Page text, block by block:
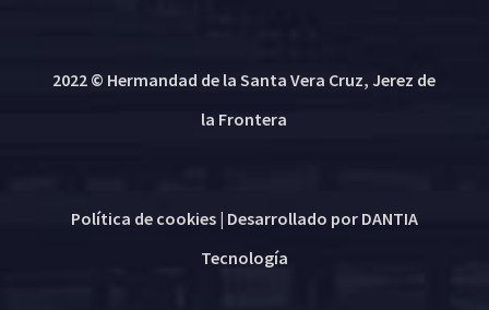
2022 © Hermandad de la Santa Vera Cruz, Jerez de
la Frontera
Política de cookies| Desarrollado por DANTIA
Tecnología